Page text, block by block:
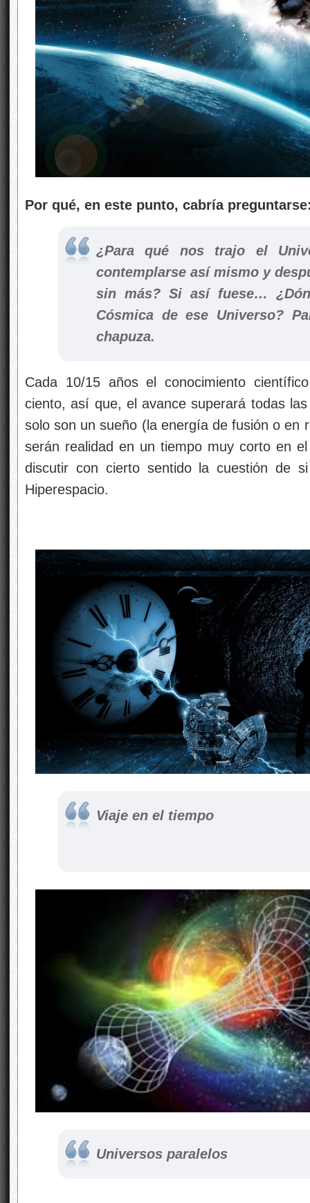
Por qué, en este punto, cabría
¿Para qué nos trajo el
contemplarse así mismo y
sin más? Si así fuese…
Cósmica de ese Universo?
chapuza.
Cada 10/15 años el conocimiento
ciento, así que, el avance superará todas
solo son un sueño (la energía de fusión o en
serán realidad en un tiempo muy corto en
discutir con cierto sentido la cuestión de
Hiperespacio.
Viaje en el tiempo
Universos paralelos